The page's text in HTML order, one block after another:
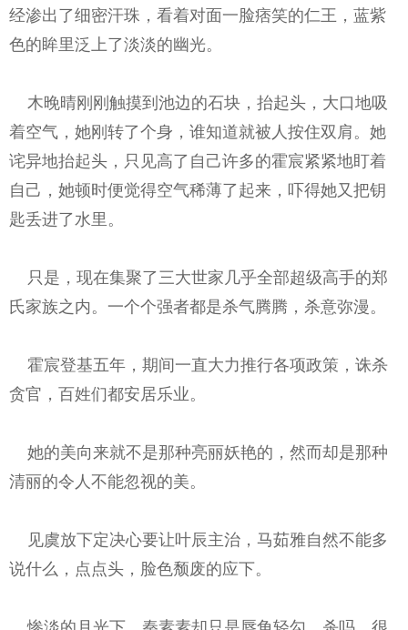
经渗出了细密汗珠，看着对面一脸痞笑的仁王，蓝紫
色的眸里泛上了淡淡的幽光。
木晚晴刚刚触摸到池边的石块，抬起头，大口地吸
着空气，她刚转了个身，谁知道就被人按住双肩。她
诧异地抬起头，只见高了自己许多的霍宸紧紧地盯着
自己，她顿时便觉得空气稀薄了起来，吓得她又把钥
匙丢进了水里。
只是，现在集聚了三大世家几乎全部超级高手的郑
氏家族之内。一个个强者都是杀气腾腾，杀意弥漫。
霍宸登基五年，期间一直大力推行各项政策，诛杀
贪官，百姓们都安居乐业。
她的美向来就不是那种亮丽妖艳的，然而却是那种
清丽的令人不能忽视的美。
见虞放下定决心要让叶辰主治，马茹雅自然不能多
说什么，点点头，脸色颓废的应下。